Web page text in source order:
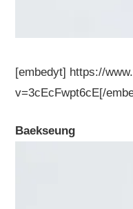
[embedyt] https://
v=3cEcFwpt6cE[/
Baekseung